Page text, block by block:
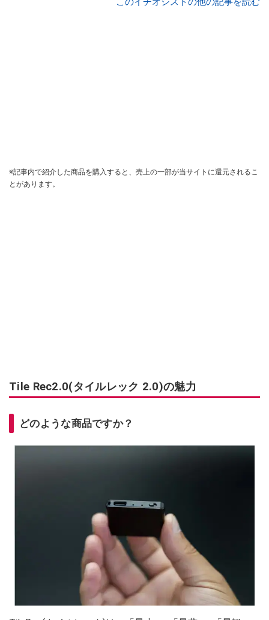
※記事内で紹介した商品を購入すると、売上の一部が当サイトに還元されるこ
とがあります。
Tile Rec2.0(タイルレック 2.0)の魅力
どのような商品ですか？